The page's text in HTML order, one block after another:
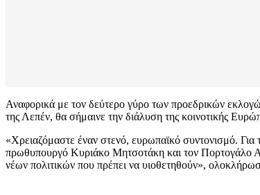
Αναφορικά με τον δεύτερο γύρο των προεδρικών
της Λεπέν, θα σήμαινε την διάλυση της κοινοτικής
«Χρειαζόμαστε έναν στενό, ευρωπαϊκό συντονισμό.
πρωθυπουργό Κυριάκο Μητσοτάκη και τον Πορτογάλο
νέων πολιτικών που πρέπει να υιοθετηθούν»,